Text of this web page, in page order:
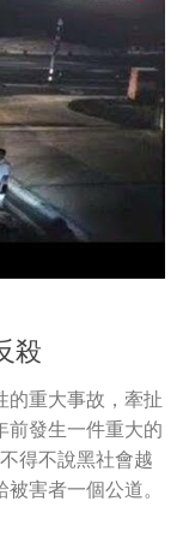
殺
的重大事故，牽扯
前發生一件重大的
得不說黑社會越
害者一個公道。